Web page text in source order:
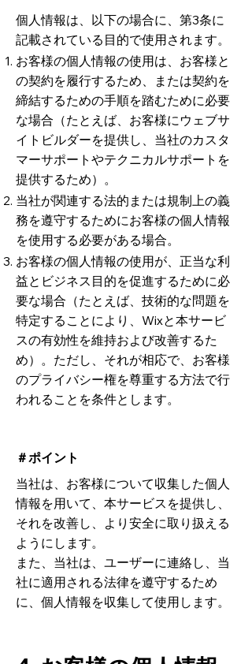
個人情報は、以下の場合に、第3条に
記載されている目的で使用されます。
お客様の個人情報の使用は、お客様と
の契約を履行するため、または契約を
締結するための手順を踏むために必要
な場合（たとえば、お客様にウェブサ
イトビルダーを提供し、当社のカスタ
マーサポートやテクニカルサポートを
提供するため）。
当社が関連する法的または規制上の義
務を遵守するためにお客様の個人情報
を使用する必要がある場合。
​お客様の個人情報の使用が、正当な利
益とビジネス目的を促進するために必
要な場合（たとえば、技術的な問題を
特定することにより、Wixと本サービ
スの有効性を維持および改善するた
め）。ただし、それが相応で、お客様
のプライバシー権を尊重する方法で行
われることを条件とします。
＃ポイント
当社は、お客様について収集した個人
情報を用いて、本サービスを提供し、
それを改善し、より安全に取り扱える
ようにします。
また、当社は、ユーザーに連絡し、当
社に適用される法律を遵守するため
に、個人情報を収集して使用します。